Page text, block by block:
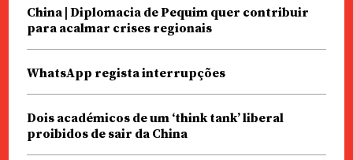
China | Diplomacia de Pequim quer contribuir
para acalmar crises regionais
WhatsApp regista interrupções
Dois académicos de um ‘think tank’ liberal
proibidos de sair da China